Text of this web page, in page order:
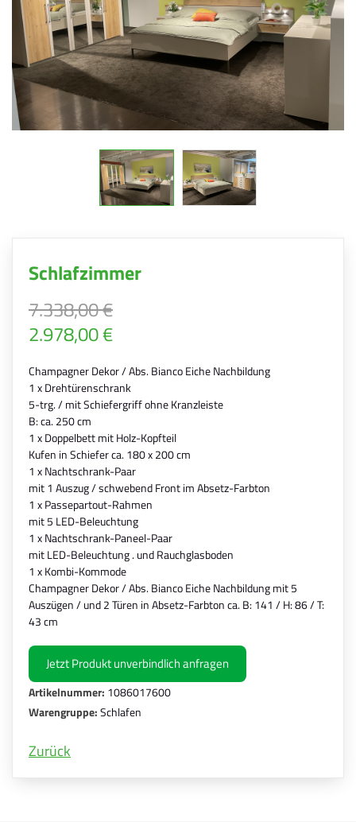
Schlafzimmer
7.338,00 €
2.978,00 €
Champagner Dekor / Abs. Bianco Eiche Nachbildung
1 x Drehtürenschrank
5-trg. / mit Schiefergriff ohne Kranzleiste
B: ca. 250 cm
1 x Doppelbett mit Holz-Kopfteil
Kufen in Schiefer ca. 180 x 200 cm
1 x Nachtschrank-Paar
mit 1 Auszug / schwebend Front im Absetz-Farbton
1 x Passepartout-Rahmen
mit 5 LED-Beleuchtung
1 x Nachtschrank-Paneel-Paar
mit LED-Beleuchtung . und Rauchglasboden
1 x Kombi-Kommode
Champagner Dekor / Abs. Bianco Eiche Nachbildung mit 5
Auszügen / und 2 Türen in Absetz-Farbton ca. B: 141 / H: 86 / T:
43 cm
Jetzt Produkt unverbindlich anfragen
Artikelnummer: 1086017600
Warengruppe:Schlafen
Zurück